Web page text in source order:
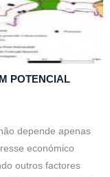
POTENCIAL
depende apenas
económico
outros factores